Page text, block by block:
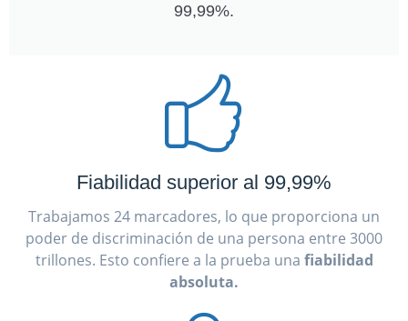
99,99%.
Fiabilidad superior al 99,99%
Trabajamos 24 marcadores, lo que proporciona un
poder de discriminación de una persona entre 3000
trillones. Esto confiere a la prueba una fiabilidad
absoluta.